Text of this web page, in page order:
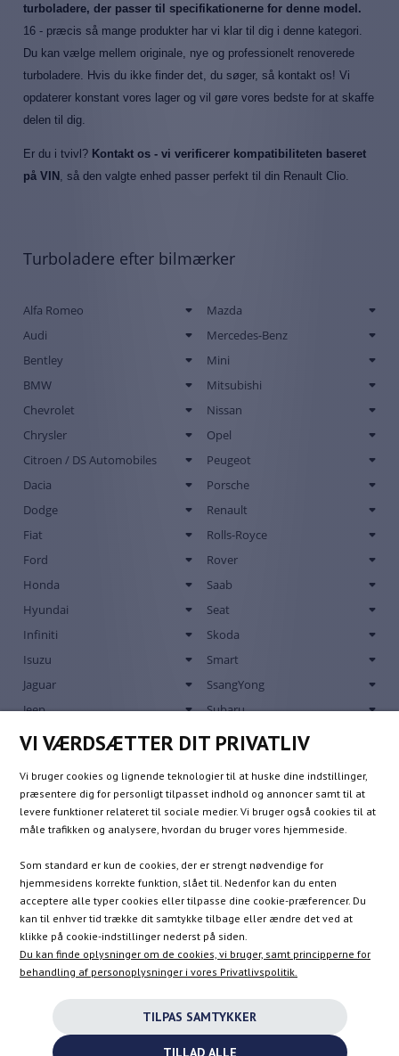
turboladere, der passer til specifikationerne for denne model.
16 - præcis så mange produkter har vi klar til dig i denne kategori.
Du kan vælge mellem originale, nye og professionelt renoverede
turboladere. Hvis du ikke finder det, du søger, så kontakt os! Vi
opdaterer konstant vores lager og vil gøre vores bedste for at skaffe
delen til dig.
Er du i tvivl? Kontakt os - vi verificerer kompatibiliteten baseret
på VIN , så den valgte enhed passer perfekt til din Renault Clio.
Turboladere efter bilmærker
Alfa Romeo
Audi
Bentley
BMW
Chevrolet
Chrysler
Citroen / DS Automobiles
Dacia
Dodge
Fiat
Ford
Honda
Hyundai
Infiniti
Isuzu
Jaguar
Jeep
Kia
Land Rover
Lexus
Mazda
Mercedes-Benz
Mini
Mitsubishi
Nissan
Opel
Peugeot
Porsche
Renault
Rolls-Royce
Rover
Saab
Seat
Skoda
Smart
SsangYong
Subaru
Suzuki
Volkswagen
Volvo
Producenter af turboladere
Turboladere Garrett
Turboladere BorgWarner KKK
Turboladere Mitsubishi
Turboladere BMTS Bosch-Mahle
Turboladere Melett
Turboladere Toyota
Turboladere Schwitzer
Turboladere Hitachi
VI VÆRDSÆTTER DIT PRIVATLIV
Vi bruger cookies og lignende teknologier til at huske dine indstillinger,
præsentere dig for personligt tilpasset indhold og annoncer samt til at
levere funktioner relateret til sociale medier. Vi bruger også cookies til at
måle trafikken og analysere, hvordan du bruger vores hjemmeside.
Som standard er kun de cookies, der er strengt nødvendige for
hjemmesidens korrekte funktion, slået til. Nedenfor kan du enten
acceptere alle typer cookies eller tilpasse dine cookie-præferencer. Du
kan til enhver tid trække dit samtykke tilbage eller ændre det ved at
klikke på cookie-indstillinger nederst på siden.
Du kan finde oplysninger om de cookies, vi bruger, samt principperne for
behandling af personoplysninger i vores Privatlivspolitik.
TILPAS SAMTYKKER
TILLAD ALLE